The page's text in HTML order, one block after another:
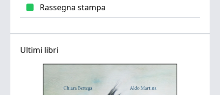
Rassegna stampa
Ultimi libri